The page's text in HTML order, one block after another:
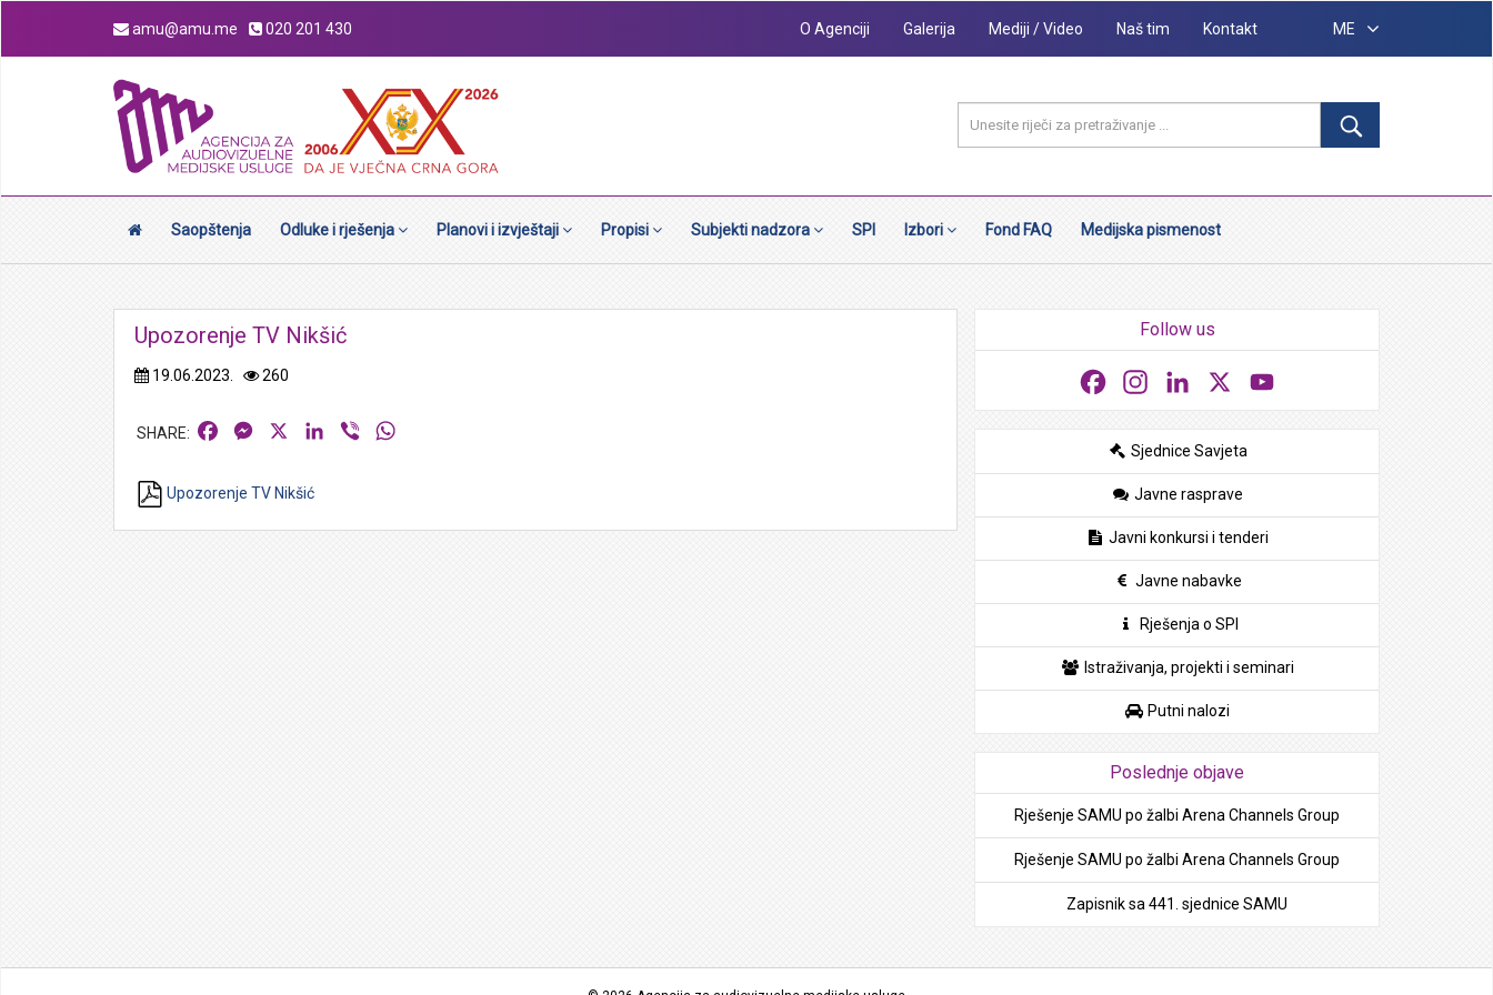
amu@amu.me 020 201 430 O Agenciji Galerija Mediji / Video Naš tim Kontakt ME
Saopštenja Odluke i rješenja Planovi i izvještaji Propisi Subjekti nadzora SPI Izbori Fond FAQ Medijska pismenost
Upozorenje TV Nikšić
19.06.2023. 260
FacebookMessengerLinkedIn
Viber
Upozorenje TV Nikšić
Follow us
FacebookInstagramLinkedIn
Sjednice Savjeta
Javne rasprave
Javni konkursi i tenderi
Javne nabavke
Rješenja o SPI
Istraživanja, projekti i seminari
Putni nalozi
Poslednje objave
Rješenje SAMU po žalbi Arena Channels Group
Rješenje SAMU po žalbi Arena Channels Group
Zapisnik sa 441. sjednice SAMU